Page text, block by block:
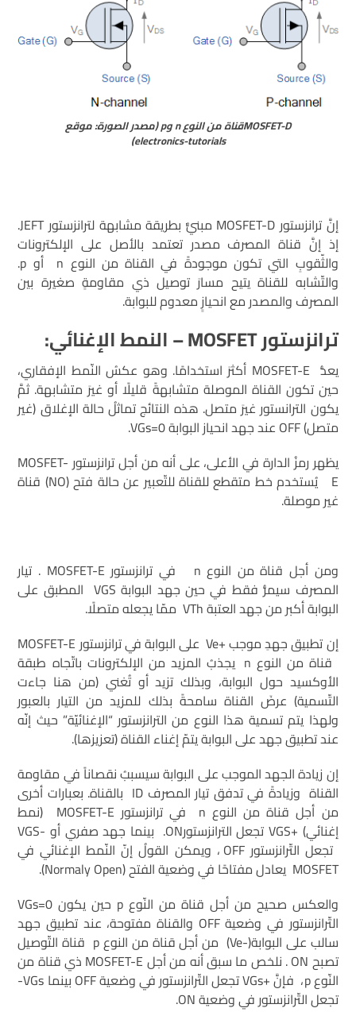
MOSFET-Dقناة من النوع n وp (مصدر الصورة: موقع
electronics-tutorials)
إنَّ ترانزستور MOSFET-D مبنيٌّ بطريقة مشابهة لترانزستور JEFT.
إذ إنَّ قناة المصرف مصدر تعتمد بالأصل على الإلكترونات
والثّقوبِ التي تكون موجودةً في القناة من النوع n أو p.
والتّشابه للقناة يتيح مسارَ توصيل ذي مقاومةٍ صغيرة بين
المصرف والمصدر مع انحيازٍ معدوم للبوابة.
ترانزستور MOSFET – النمط الإغنائي:
يعدُّ MOSFET-E أكثرَ استخدامًا. وهو عكسُ النّمط الإفقاري،
حين تكون القناة الموصلة متشابهةً قليلًا أو غيرَ متشابهة. ثمَّ
يكون الترانستور غيرَ متصل. هذه النتائج تماثلُ حالة الإغلاق (غير
متصل) OFF عند جهد انحياز البوابة VGs=0.
يظهر رمزُ الدارة في الأعلى، على أنه من أجل ترانزستور MOSFET-
E يُستخدم خط متقطع للقناة للتّعبير عن حالة فتح (NO) قناة
غير موصلة.
ومن أجل قناة من النوع n في ترانزستور MOSFET-E . تيار
المصرف سيمرُّ فقط في حين جهد البوابة VGS المطبق على
البوابة أكبر من جهد العتبة VTh ممّا يجعله متصلًا.
إن تطبيق جهدِ موجب +Ve على البوابة في ترانزستور MOSFET-E
قناة من النوع n يجذبُ المزيد من الإلكترونات باتّجاه طبقة
الأوكسيد حول البوابة، وبذلك تزيد أو تُغني (من هنا جاءت
التّسمية) عرضَ القناة سامحةً بذلك للمزيد من التيار بالعبور
ولهذا يتم تسمية هذا النوع من الترانزستور “الإغنائيّة” حيث إنّه
عند تطبيق جهد على البوابة يتمّ إغناء القناة (تعزيزها).
إن زيادة الجهد الموجب على البوابة سيسببُ نقصاناً في مقاومة
القناة وزيادةً في تدفق تيار المصرف ID بالقناة. بعبارات أخرى
من أجل قناة من النوع n في ترانزستور MOSFET-E (نمط
إغنائي) +VGS تجعل الترانزستورON. بينما جهد صفري أو -VGS
تجعل التّرانزستور OFF ، ويمكن القولُ إنّ النّمط الإغنائي في
MOSFET يعادل مفتاحًا في وضعية الفتح (Normaly Open).
والعكس صحيح من أجل قناة من النّوع p حين يكون VGs=0
التّرانزستور في وضعية OFF والقناة مفتوحة، عند تطبيق جهد
سالب على البوابة(-Ve) من أجل قناة من النوع p قناة التّوصيل
تصبح ON . نلخص ما سبق أنه من أجل MOSFET-E ذي قناة من
النّوع p، فإنَّ +VGs تجعل التّرانزستور في وضعية OFF بينما VGs-
تجعل التّرانزستور في وضعية ON.